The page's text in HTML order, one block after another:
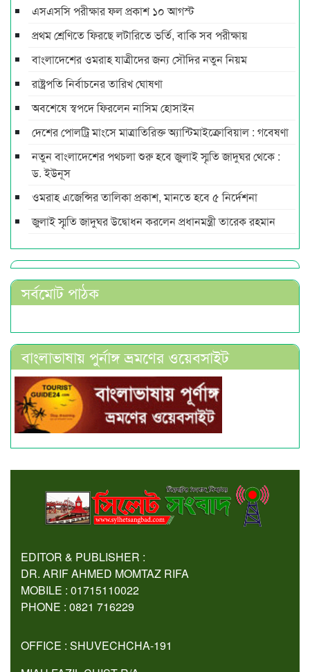
এসএসসি পরীক্ষার ফল প্রকাশ ১০ আগস্ট
প্রথম শ্রেণিতে ফিরছে লটারিতে ভর্তি, বাকি সব পরীক্ষায়
বাংলাদেশের ওমরাহ যাত্রীদের জন্য সৌদির নতুন নিয়ম
রাষ্ট্রপতি নির্বাচনের তারিখ ঘোষণা
অবশেষে স্বপদে ফিরলেন নাসিম হোসাইন
দেশের পোলট্রি মাংসে মাত্রাতিরিক্ত অ্যান্টিমাইক্রোবিয়াল : গবেষণা
নতুন বাংলাদেশের পথচলা শুরু হবে জুলাই স্মৃতি জাদুঘর থেকে :
ড. ইউনূস
ওমরাহ এজেন্সির তালিকা প্রকাশ, মানতে হবে ৫ নির্দেশনা
জুলাই স্মৃতি জাদুঘর উদ্বোধন করলেন প্রধানমন্ত্রী তারেক রহমান
সর্বমোট পাঠক
বাংলাভাষায় পুর্নাঙ্গ ভ্রমণের ওয়েবসাইট
EDITOR & PUBLISHER :
DR. ARIF AHMED MOMTAZ RIFA
MOBILE : 01715110022
PHONE : 0821 716229
OFFICE : SHUVECHCHA-191